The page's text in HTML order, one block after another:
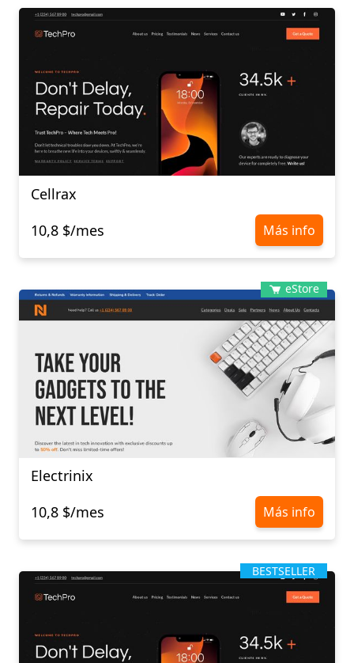
Cellrax
10,8 $/mes
Más info
eStore
Electrinix
10,8 $/mes
Más info
BESTSELLER